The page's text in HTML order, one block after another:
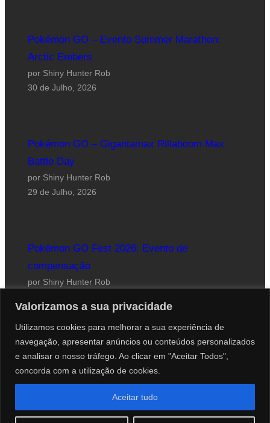
Valorizamos a sua privacidade
Utilizamos cookies para melhorar a sua experiência de
navegação, apresentar anúncios ou conteúdos personalizados
e analisar o nosso tráfego. Ao clicar em "Aceitar Todos",
concorda com a utilização de cookies.
Aceitar tudo
Pokémon GO – Evento Summer Marathon:
Arctic Embers
por Shiny Hunter Rob
30 de Julho, 2026
Pokémon GO – Gigantamax Rillaboom Max
Battle Day
por Shiny Hunter Rob
29 de Julho, 2026
Pokémon GO Fest 2026: Evento de
compensação
por Shiny Hunter Rob
Website desenhado por Roberto Coutinho
© 2012-2026 PokéCenter Blog